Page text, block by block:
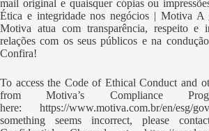
mail original e quaisquer cópias ou
Ética e integridade nos negócios | Motiva A
Motiva atua com transparência, respeito e
relações com os seus públicos e na
Confira!
To access the Code of Ethical Conduct and
from Motiva’s Compliance
here:https://www.motiva.com.br/en/esg/
something seems incorrect, please